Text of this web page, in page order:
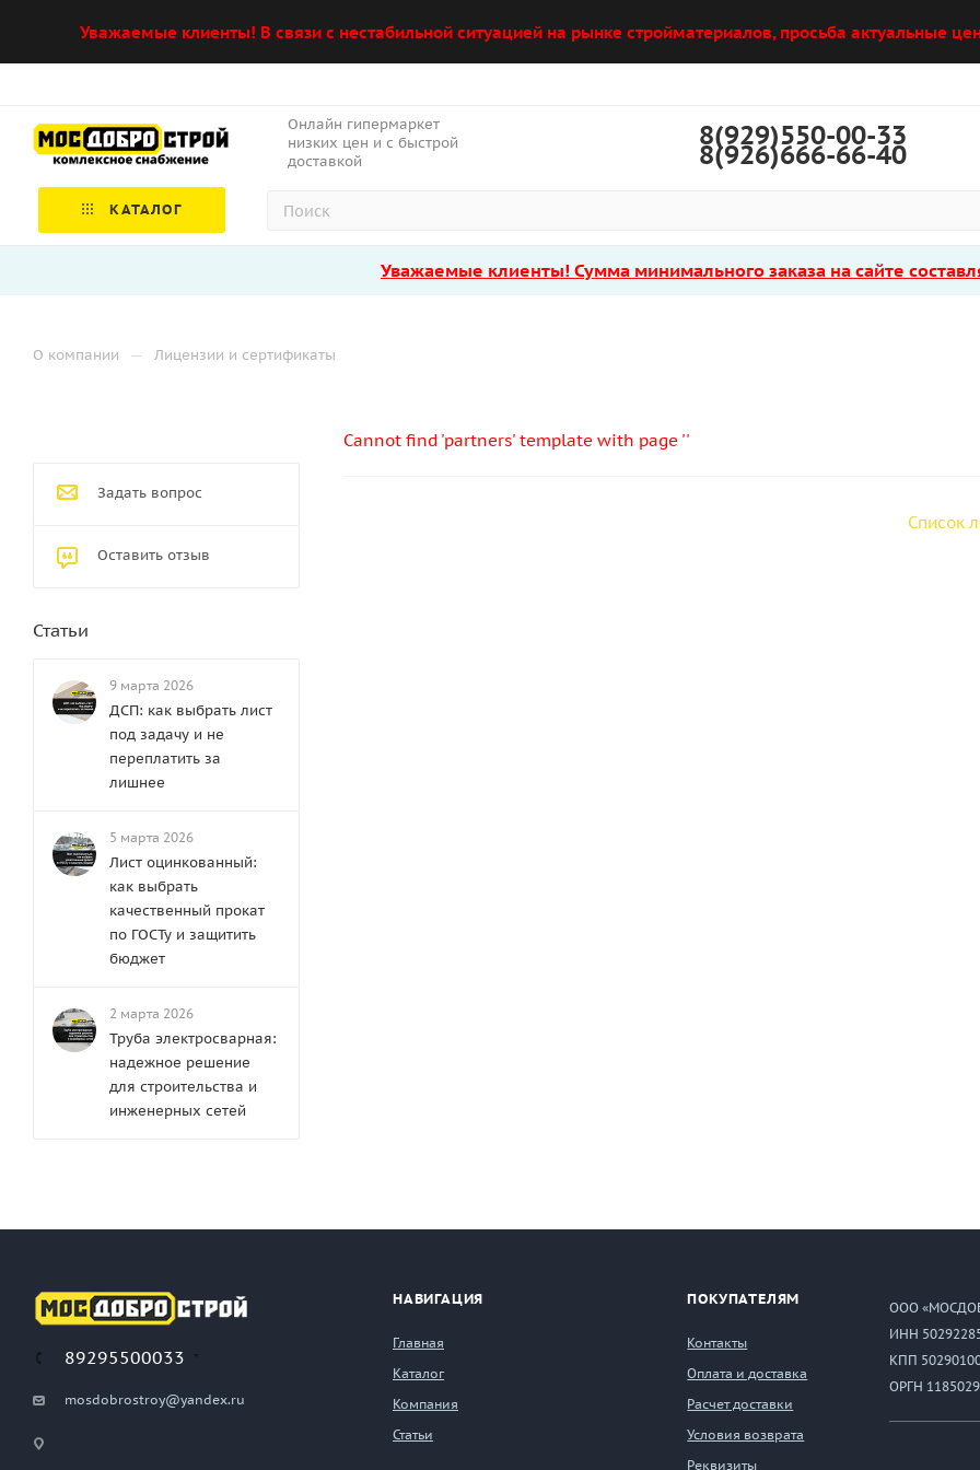
Уважаемые клиенты! В связи с нестабильной ситуацией на рынке стройматериалов, просьба актуальные
Онлайн гипермаркет
низких цен и с быстрой
доставкой
8(929)550-00-33
8(926)666-66-40
КАТАЛОГ
Уважаемые клиенты! Сумма минимального заказа на сайте
О компании — Лицензии и сертификаты
Cannot find 'partners' template with page ''
Список
Задать вопрос
Оставить отзыв
Статьи
9 марта 2026
ДСП: как выбрать лист
под задачу и не
переплатить за
лишнее
5 марта 2026
Лист оцинкованный:
как выбрать
качественный прокат
по ГОСТу и защитить
бюджет
2 марта 2026
Труба электросварная:
надежное решение
для строительства и
инженерных сетей
89295500033
mosdobrostroy@yandex.ru
НАВИГАЦИЯ
Главная
Каталог
Компания
Статьи
ПОКУПАТЕЛЯМ
Контакты
Оплата и доставка
Расчет доставки
Условия возврата
Реквизиты
ООО
ИНН
КПП
ОРГН